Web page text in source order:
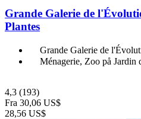
Grande Galerie de
Plantes
Grande Galerie de
Ménagerie, Zoo på Jardin
4,3 (193)
Fra 30,06 US$
28,56 US$